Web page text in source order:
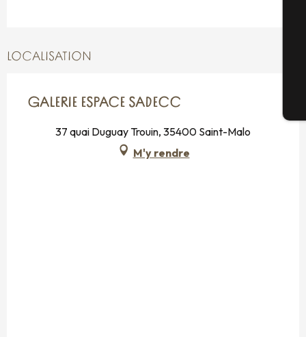
LOCALISATION
GALERIE ESPACE SADECC
37 quai Duguay Trouin, 35400 Saint-Malo
M'y rendre